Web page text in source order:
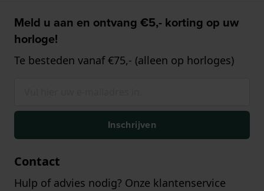
Meld u aan en ontvang €5,- korting op uw
horloge!
Te besteden vanaf €75,- (alleen op horloges)
Inschrijven
Contact
Hulp of advies nodig? Onze klantenservice